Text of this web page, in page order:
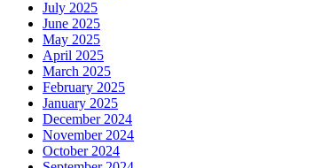
July 2025
June 2025
May 2025
April 2025
March 2025
February 2025
January 2025
December 2024
November 2024
October 2024